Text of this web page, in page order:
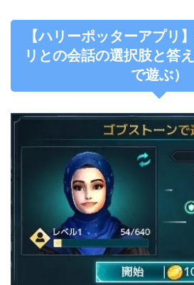
【ハリーポッターアプリ
リとの会話の選択肢と答
で遊ぶ）